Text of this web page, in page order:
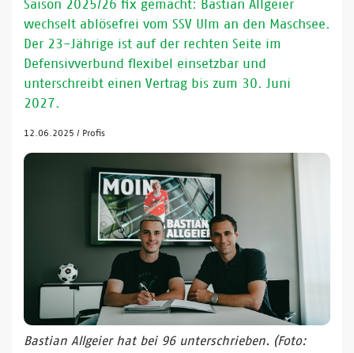
Saison 2025/26 fix gemacht: Bastian Allgeier
wechselt ablösefrei vom SSV Ulm an den Maschsee.
Der 23-Jährige ist auf der rechten Seite im
Defensivverbund flexibel einsetzbar und
unterschreibt einen Vertrag bis zum 30. Juni
2027.
12.06.2025 / Profis
Bastian Allgeier hat bei 96 unterschrieben. (Foto: